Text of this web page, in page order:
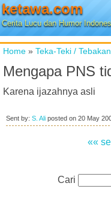
ketawa.com
Cerita Lucu dan Humor
Home » Teka-Teki /
Mengapa PNS
Karena ijazahnya asli
Sent by: S. Ali posted on 20 May
««
Cari